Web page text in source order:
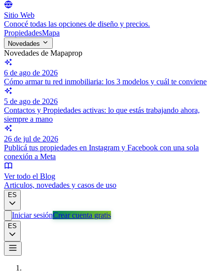
Sitio Web
Conocé todas las opciones de diseño y precios.
PropiedadesMapa
Novedades
Novedades de Mapaprop
6 de ago de 2026
Cómo armar tu red inmobiliaria: los 3 modelos y cuál te conviene
5 de ago de 2026
Contactos y Propiedades activas: lo que estás trabajando ahora,
siempre a mano
26 de jul de 2026
Publicá tus propiedades en Instagram y Facebook con una sola
conexión a Meta
Ver todo el Blog
Articulos, novedades y casos de uso
ES
Iniciar sesiónCrear cuenta gratis
ES